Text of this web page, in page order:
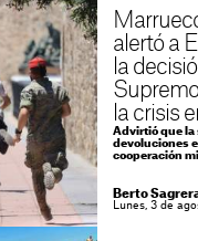
alertó a
la
la crisis
Advirtió que la
devoluciones
cooperación
Berto
Lunes, 3 de